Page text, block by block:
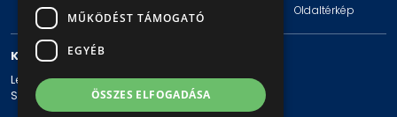
Adatvédelmi politika és tájékoztatások
Oldaltérkép
KAPCSOLAT
Levelezési cím: 1980 Budapest, Pf. 11.
Székhely: 1980 Budapest, Akácfa u. 15.
MŰKÖDÉST TÁMOGATÓ
EGYÉB
ÖSSZES ELFOGADÁSA